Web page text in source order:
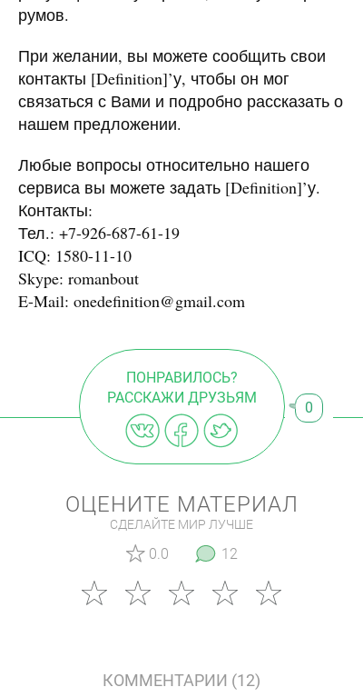
румов.
При желании, вы можете сообщить свои
контакты [Definition]’у, чтобы он мог
связаться с Вами и подробно рассказать о
нашем предложении.
Любые вопросы относительно нашего
сервиса вы можете задать [Definition]’у.
Контакты:
Тел.: +7-926-687-61-19
ICQ: 1580-11-10
Skype: romanbout
E-Mail: onedefinition@gmail.com
ПОНРАВИЛОСЬ?
РАССКАЖИ ДРУЗЬЯМ
0
ОЦЕНИТЕ МАТЕРИАЛ
СДЕЛАЙТЕ МИР ЛУЧШЕ
0.0 12
КОММЕНТАРИИ (12)